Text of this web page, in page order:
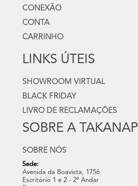
CONEXÃO
CONTA
CARRINHO
LINKS ÚTEIS
SHOWROOM VIRTUAL
BLACK FRIDAY
LIVRO DE RECLAMAÇÕES
SOBRE A TAKANAP
SOBRE NÓS
Sede:
Avenida da Boavista, 1756
Escritório 1 e 2 - 2º Andar